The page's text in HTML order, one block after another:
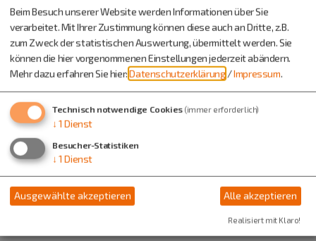
Beim Besuch unserer Website werden Informationen über Sie
verarbeitet. Mit Ihrer Zustimmung können diese auch an Dritte, z.B.
zum Zweck der statistischen Auswertung, übermittelt werden. Sie
können die hier vorgenommenen Einstellungen jederzeit abändern.
Mehr dazu erfahren Sie hier:Datenschutzerklärung /Impressum.
Technisch notwendige Cookies (immer erforderlich)
↓ 1 Dienst
Besucher-Statistiken
↓ 1 Dienst
Ausgewählte akzeptieren Alle akzeptieren
Realisiert mit Klaro!